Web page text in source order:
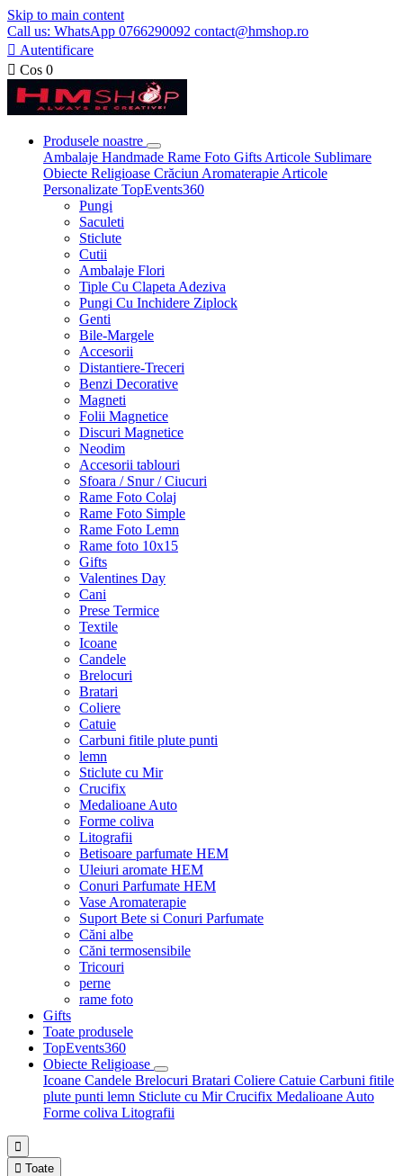
Skip to main content
Call us: WhatsApp 0766290092 contact@hmshop.ro
 Autentificare
 Cos 0
Produsele noastre
Ambalaje Handmade Rame Foto Gifts Articole Sublimare
Obiecte Religioase Crăciun Aromaterapie Articole
Personalizate TopEvents360
Pungi
Saculeti
Sticlute
Cutii
Ambalaje Flori
Tiple Cu Clapeta Adeziva
Pungi Cu Inchidere Ziplock
Genti
Bile-Margele
Accesorii
Distantiere-Treceri
Benzi Decorative
Magneti
Folii Magnetice
Discuri Magnetice
Neodim
Accesorii tablouri
Sfoara / Snur / Ciucuri
Rame Foto Colaj
Rame Foto Simple
Rame Foto Lemn
Rame foto 10x15
Gifts
Valentines Day
Cani
Prese Termice
Textile
Icoane
Candele
Brelocuri
Bratari
Coliere
Catuie
Carbuni fitile plute punti
lemn
Sticlute cu Mir
Crucifix
Medalioane Auto
Forme coliva
Litografii
Betisoare parfumate HEM
Uleiuri aromate HEM
Conuri Parfumate HEM
Vase Aromaterapie
Suport Bete si Conuri Parfumate
Căni albe
Căni termosensibile
Tricouri
perne
rame foto
Gifts
Toate produsele
TopEvents360
Obiecte Religioase
Icoane Candele Brelocuri Bratari Coliere Catuie Carbuni fitile
plute punti lemn Sticlute cu MirCrucifix Medalioane Auto
Forme coliva Litografii

 Toate